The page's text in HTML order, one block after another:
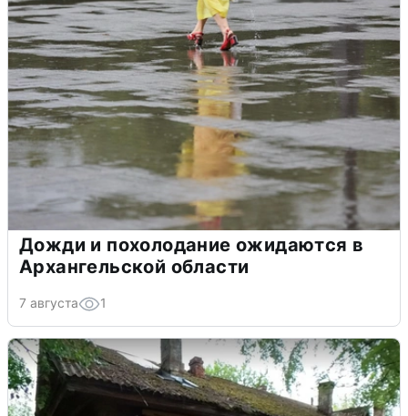
Дожди и похолодание ожидаются в
Архангельской области
7 августа 1